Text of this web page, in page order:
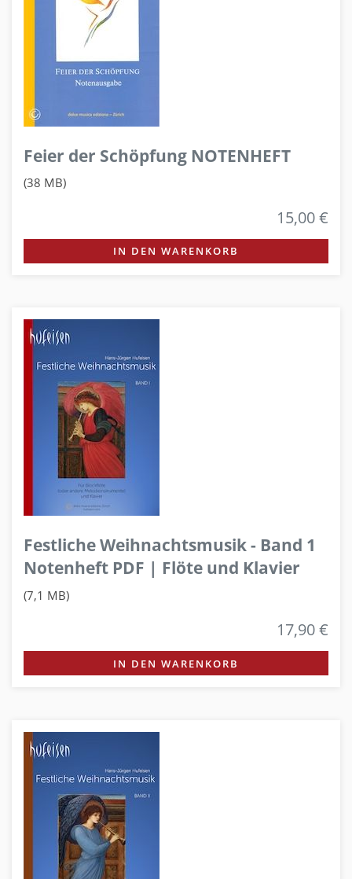
Feier der Schöpfung NOTENHEFT
(38 MB)
15,00 €
IN DEN WARENKORB
Festliche Weihnachtsmusik - Band 1
Notenheft PDF | Flöte und Klavier
(7,1 MB)
17,90 €
IN DEN WARENKORB